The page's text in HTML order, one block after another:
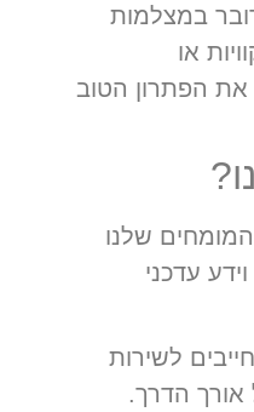
במצלמות
או
את הפתרון הטוב
המומחים שלנו
עדכני
לשירות
אורך הדרך.